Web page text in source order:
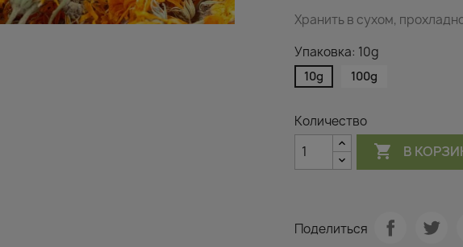
Хранить в сухом,
Упаковка: 10g
10g 100g
Количество
 В
Поделиться